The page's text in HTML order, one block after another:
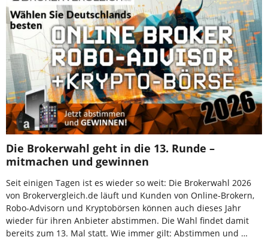
Die Brokerwahl geht in die 13. Runde –
mitmachen und gewinnen
Seit einigen Tagen ist es wieder so weit: Die Brokerwahl 2026
von Brokervergleich.de läuft und Kunden von Online-Brokern,
Robo-Advisorn und Kryptobörsen können auch dieses Jahr
wieder für ihren Anbieter abstimmen. Die Wahl findet damit
bereits zum 13. Mal statt. Wie immer gilt: Abstimmen und …